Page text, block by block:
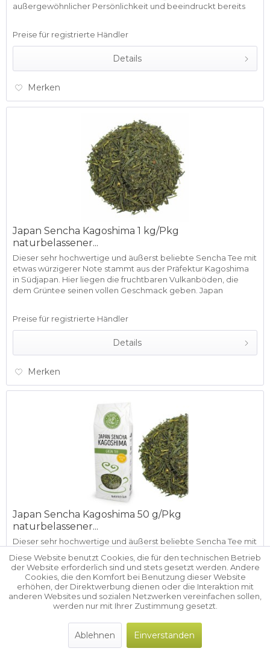
außergewöhnlicher Persönlichkeit und beeindruckt bereits
Preise für registrierte Händler
Details
Merken
Japan Sencha Kagoshima 1 kg/Pkg
naturbelassener...
Dieser sehr hochwertige und äußerst beliebte Sencha Tee mit
etwas würzigerer Note stammt aus der Präfektur Kagoshima
in Südjapan. Hier liegen die fruchtbaren Vulkanböden, die
dem Grüntee seinen vollen Geschmack geben. Japan
Preise für registrierte Händler
Details
Merken
Japan Sencha Kagoshima 50 g/Pkg
naturbelassener...
Dieser sehr hochwertige und äußerst beliebte Sencha Tee mit
etwas würzigerer Note stammt aus der Präfektur Kagoshima
in Südjapan. Hier liegen die fruchtbaren Vulkanböden, die
dem Grüntee seinen vollen Geschmack geben. Japan
Sencha...
Preise für registrierte Händler
Details
Diese Website benutzt Cookies, die für den technischen Betrieb
der Website erforderlich sind und stets gesetzt werden. Andere
Cookies, die den Komfort bei Benutzung dieser Website
erhöhen, der Direktwerbung dienen oder die Interaktion mit
anderen Websites und sozialen Netzwerken vereinfachen sollen,
werden nur mit Ihrer Zustimmung gesetzt.
Ablehnen Einverstanden